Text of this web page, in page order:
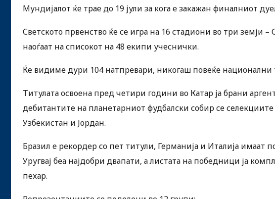
Мундијалот ќе трае до 19 јули за кога е закажан финалниот
Светското првенство ќе се игра на 16 стадиони во три земји
наоѓаат на списокот на 48 екипи учеснички.
Ќе видиме дури 104 натпревари, никогаш повеќе
Титулата освоена пред четири години во Катар ја брани
дебитантите на планетарниот фудбалски собир се
Узбекистан и Јордан.
Бразил е рекордер со пет титули, Германија и Италија
Уругвај беа најдобри двапати, а листата на победници ја
пехар.